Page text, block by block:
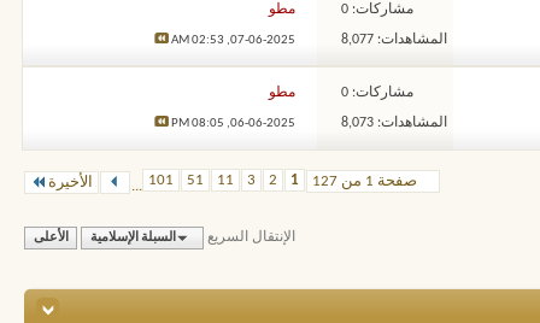
مشاركات: 0
المشاهدات: 8,077
مطو
07-06-2025,
02:53 AM
مشاركات: 0
المشاهدات: 8,073
مطو
06-06-2025,
08:05 PM
صفحة 1 من 127 1
2
3
11
51
101
... الأخيرة
الإنتقال السريع السبلة الإسلامية الأعلى